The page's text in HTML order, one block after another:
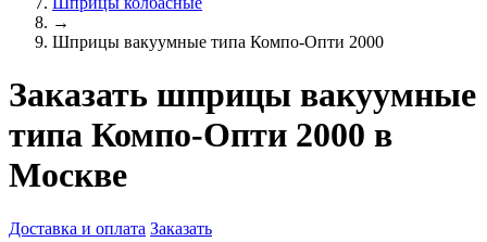
→
Шприцы вакуумные типа Компо-Опти 2000
Заказать шприцы вакуумные
типа Компо-Опти 2000 в
Москве
Доставка и оплата Заказать